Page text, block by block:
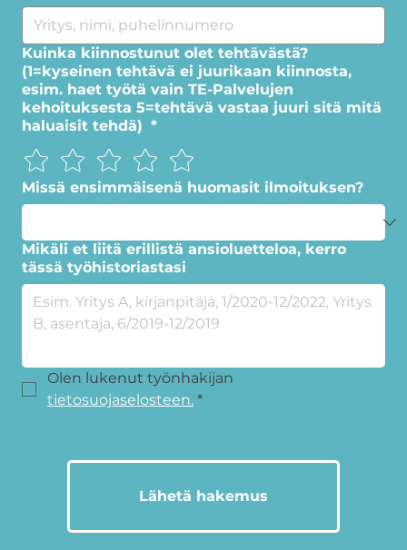
Kuinka kiinnostunut olet tehtävästä?
(1=kyseinen tehtävä ei juurikaan kiinnosta,
esim. haet työtä vain TE-Palvelujen
kehoituksesta 5=tehtävä vastaa juuri sitä mitä
haluaisit tehdä) *
Missä ensimmäisenä huomasit ilmoituksen?
Mikäli et liitä erillistä ansioluetteloa, kerro
tässä työhistoriastasi
tietosuojaselosteen. *
Lähetä hakemus